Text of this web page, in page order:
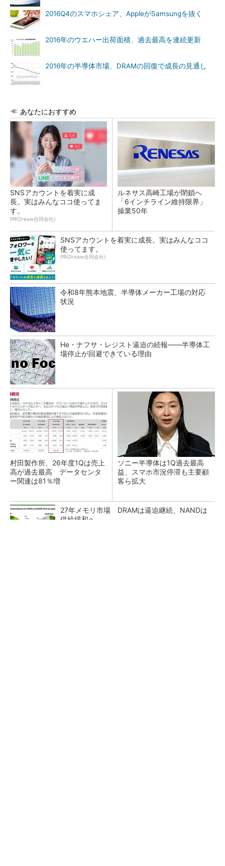
2016Q4のスマホシェア、AppleがSamsungを抜く
2016年のウエハー出荷面積、過去最高を連続更新
2016年の半導体市場、DRAMの回復で成長の見通し
あなたにおすすめ
SNSアカウントを着実に成
長。実はみんなココ使ってま
す。
PR(Dreaw合同会社)
ルネサス高崎工場が閉鎖へ
「6インチライン維持限界」
操業50年
SNSアカウントを着実に成長。実はみんなココ
使ってます。
PR(Dreaw合同会社)
令和8年熊本地震、半導体メーカー工場の対応
状況
He・ナフサ・レジスト逼迫の続報――半導体工
場停止が回避できている理由
村田製作所、26年度1Qは売上
高が過去最高 データセンタ
ー関連は81％増
ソニー半導体は1Q過去最高
益、スマホ市況停滞も主要顧
客ら拡大
27年メモリ市場 DRAMは逼迫継続、NANDは
供給緩和へ